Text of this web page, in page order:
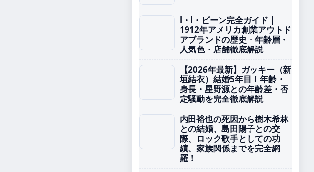
l・l・ビーン完全ガイド |
1912年アメリカ創業アウトド
アブランドの歴史・年齢層・
人気色・店舗徹底解説
【2026年最新】ガッキー（新
垣結衣）結婚5年目！年齢・
身長・星野源との年齢差・否
定騒動を完全徹底解説
内田裕也の死因から樹木希林
との結婚、島田陽子との交
際、ロック歌手としての功
績、家族関係までを完全網
羅！